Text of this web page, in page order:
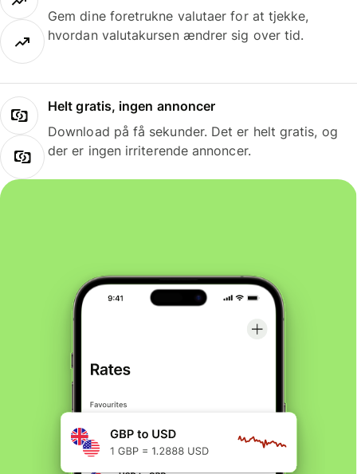
Gem dine foretrukne valutaer for at tjekke,
hvordan valutakursen ændrer sig over tid.
Helt gratis, ingen annoncer
Download på få sekunder. Det er helt gratis, og
der er ingen irriterende annoncer.